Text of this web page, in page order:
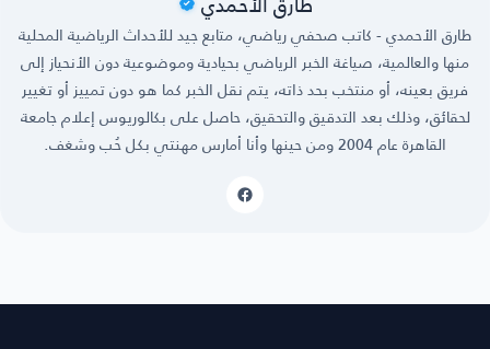
طارق الأحمدي - كاتب صحفي رياضي، متابع جيد للأحداث الرياضية المحلية
منها والعالمية، صياغة الخبر الرياضي بحيادية وموضوعية دون الأنحياز إلى
فريق بعينه، أو منتخب بحد ذاته، يتم نقل الخبر كما هو دون تمييز أو تغيير
لحقائق، وذلك بعد التدقيق والتحقيق، حاصل على بكالوريوس إعلام جامعة
القاهرة عام 2004 ومن حينها وأنا أمارس مهنتي بكل حُب وشغف.